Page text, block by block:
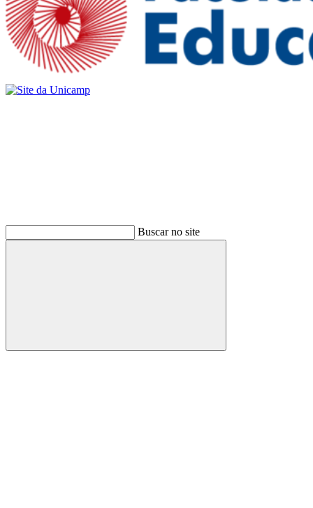
Buscar no site
Buscar